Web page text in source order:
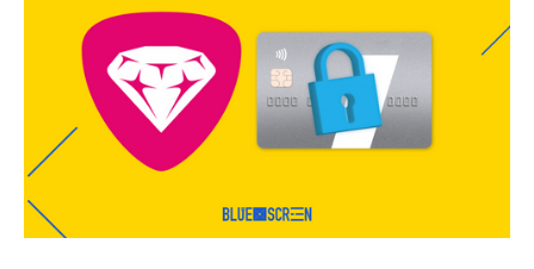
экономики и развитие цифровой экономики и
инноваций, а с 2020 года активно взялось за
регулирование рынка микрофинансовых
организаций. Несмотря на большее влияние
банков в